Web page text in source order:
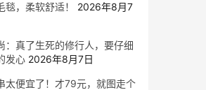
毯，柔软舒适！
2026年8月7
：真了生死的修行人，要仔细
发心 2026年8月7日
太便宜了！才79元，就图走个